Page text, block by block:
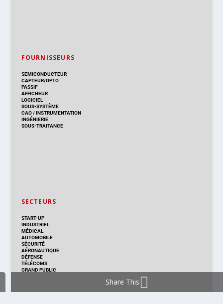
FOURNISSEURS
SEMICONDUCTEUR
CAPTEUR/OPTO
PASSIF
AFFICHEUR
LOGICIEL
SOUS-SYSTÈME
CAO/INSTRUMENTATION
INGÉNIERIE
SOUS-TRAITANCE
SECTEURS
START-UP
INDUSTRIEL
MÉDICAL
AUTOMOBILE
SÉCURITÉ
AÉRONAUTIQUE
DÉFENSE
TÉLÉCOMS
GRAND PUBLIC
Share This